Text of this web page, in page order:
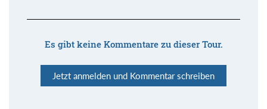
Es gibt keine Kommentare zu dieser Tour.
Jetzt anmelden und Kommentar schreiben